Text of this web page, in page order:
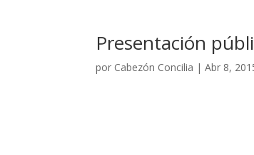
Presentación
por Cabezón Concilia |Abr 8,